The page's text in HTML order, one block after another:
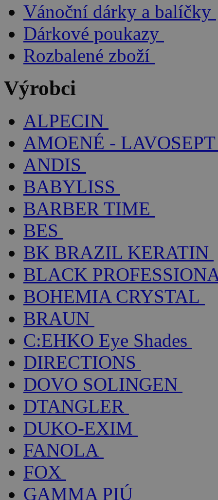
Vánoční dárky a balíčky
Dárkové poukazy
Rozbalené zboží
Výrobci
ALPECIN
AMOENÉ - LAVOSEPT
ANDIS
BABYLISS
BARBER TIME
BES
BK BRAZIL KERATIN
BLACK
BOHEMIA CRYSTAL
BRAUN
C:EHKO Eye Shades
DIRECTIONS
DOVO SOLINGEN
DTANGLER
DUKO-EXIM
FANOLA
FOX
GAMMA PIÚ